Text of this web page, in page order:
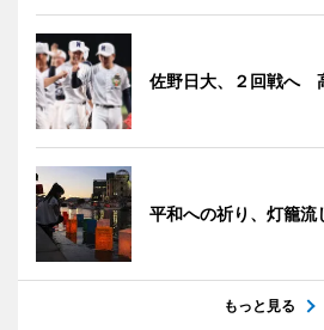
佐野日大、２回戦へ
平和への祈り、灯籠流
もっと見る